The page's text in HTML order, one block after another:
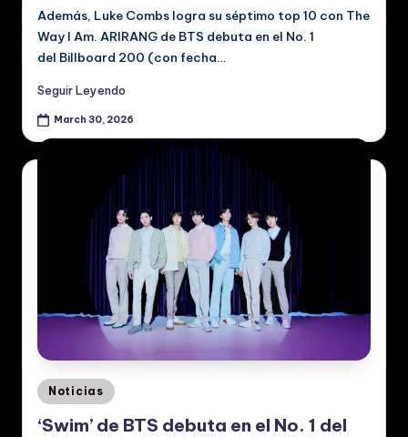
Además, Luke Combs logra su séptimo top 10 con The
Way I Am. ARIRANG de BTS debuta en el No. 1
del Billboard 200 (con fecha…
Seguir Leyendo
March 30, 2026
Posted
in
Noticias
‘Swim’ de BTS debuta en el No. 1 del